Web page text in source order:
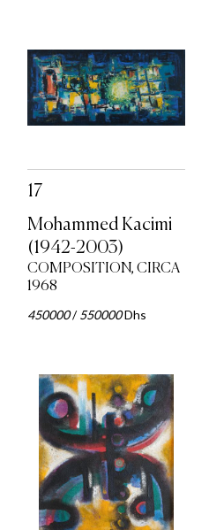
17
Mohammed Kacimi
(1942-2003)
COMPOSITION, CIRCA
1968
450000/550000Dhs